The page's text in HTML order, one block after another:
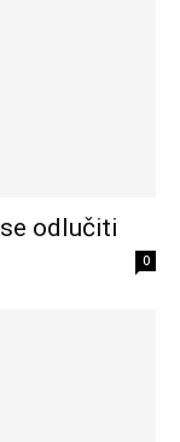
odlučiti
0